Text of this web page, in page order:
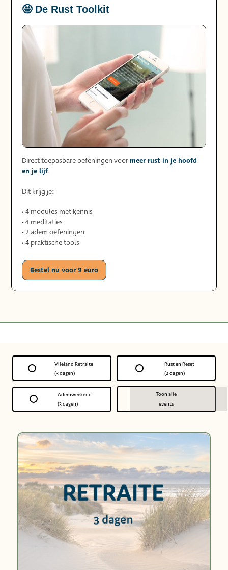
🤩 De Rust Toolkit
Direct toepasbare oefeningen voor meer rust in je hoofd
en je lijf.
Dit krijg je:
• 4 modules met kennis
• 4 meditaties
• 2 adem oefeningen
• 4 praktische tools
Bestel nu voor 9 euro
Vlieland Retraite
(3 dagen)
Rust en Reset
(2 dagen)
Ademweekend
(3 dagen)
Toon alle
events